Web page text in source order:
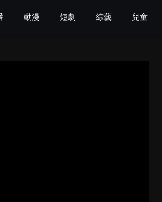
動漫 短劇 綜藝 兒童